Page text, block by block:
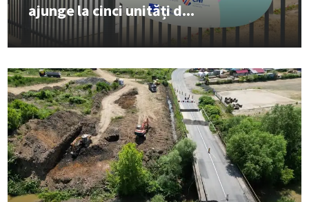
ajunge la cinci unități d...